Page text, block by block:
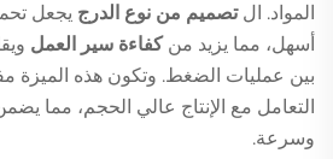
المواد. التصميم من نوع الدرج يجعل
أسهل، مما يزيد منكفاءة سير العمل
بين عمليات الضغط. وتكون هذه الميزة
التعامل مع الإنتاج عالي الحجم، مما
وسرعة.